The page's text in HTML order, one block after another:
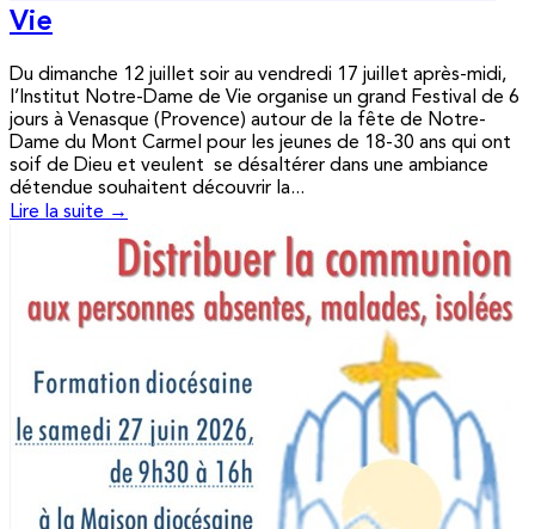
Vie
Du dimanche 12 juillet soir au vendredi 17 juillet après-midi,
l’Institut Notre-Dame de Vie organise un grand Festival de 6
jours à Venasque (Provence) autour de la fête de Notre-
Dame du Mont Carmel pour les jeunes de 18-30 ans qui ont
soif de Dieu et veulent se désaltérer dans une ambiance
détendue souhaitent découvrir la...
Lire la suite →